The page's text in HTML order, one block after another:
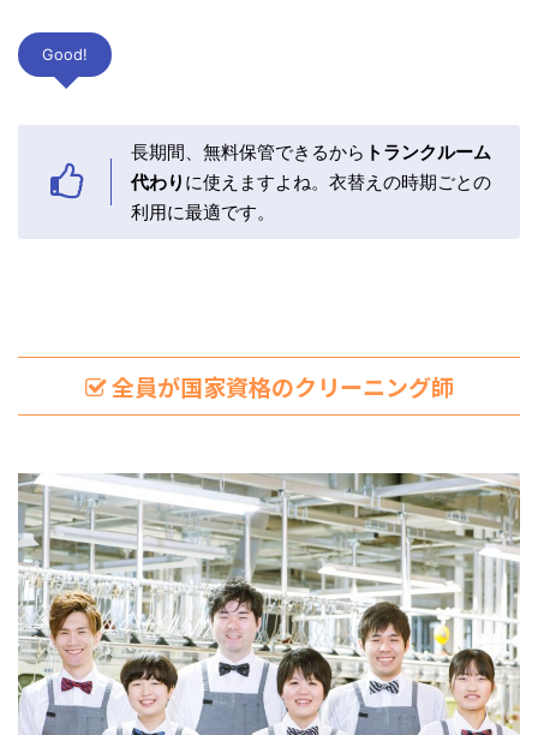
Good!
長期間、無料保管できるから トランクルーム
代わり に使えますよね。衣替えの時期ごとの
利用に最適です。
全員が国家資格のクリーニング師